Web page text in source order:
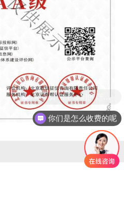
可以介绍下你们的产品么
你们是怎么收费的呢